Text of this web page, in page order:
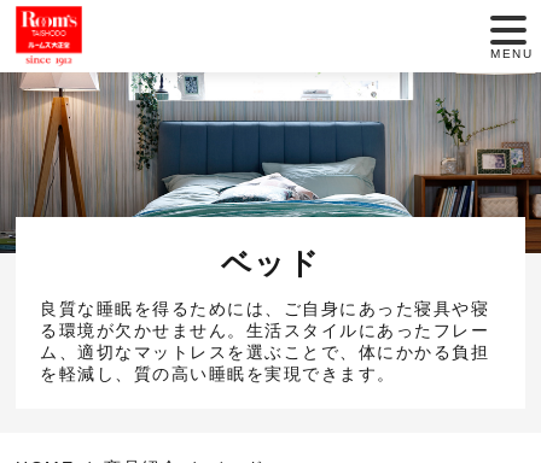
店舗一覧
セール情報
動画でインテリア
大正堂のこだわり
MENU
ベッド
良質な睡眠を得るためには、ご自身にあった寝具や寝
る環境が欠かせません。生活スタイルにあったフレー
ム、適切なマットレスを選ぶことで、体にかかる負担
を軽減し、質の高い睡眠を実現できます。